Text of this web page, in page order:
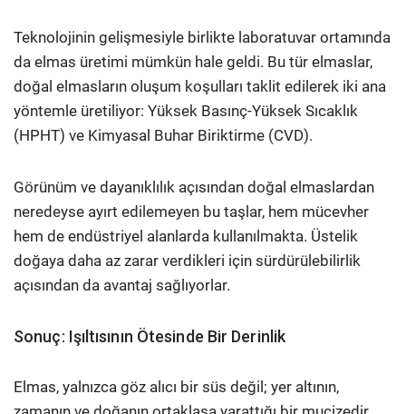
Teknolojinin gelişmesiyle birlikte laboratuvar ortamında
da elmas üretimi mümkün hale geldi. Bu tür elmaslar,
doğal elmasların oluşum koşulları taklit edilerek iki ana
yöntemle üretiliyor: Yüksek Basınç-Yüksek Sıcaklık
(HPHT) ve Kimyasal Buhar Biriktirme (CVD).
Görünüm ve dayanıklılık açısından doğal elmaslardan
neredeyse ayırt edilemeyen bu taşlar, hem mücevher
hem de endüstriyel alanlarda kullanılmakta. Üstelik
doğaya daha az zarar verdikleri için sürdürülebilirlik
açısından da avantaj sağlıyorlar.
Sonuç: Işıltısının Ötesinde Bir Derinlik
Elmas, yalnızca göz alıcı bir süs değil; yer altının,